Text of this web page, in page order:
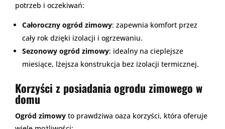
potrzeb i oczekiwań:
Całoroczny ogród zimowy: zapewnia komfort przez
cały rok dzięki izolacji i ogrzewaniu.
Sezonowy ogród zimowy: idealny na cieplejsze
miesiące, lżejsza konstrukcja bez izolacji termicznej.
Korzyści z posiadania ogrodu zimowego w
domu
Ogród zimowy to prawdziwa oaza korzyści, która oferuje